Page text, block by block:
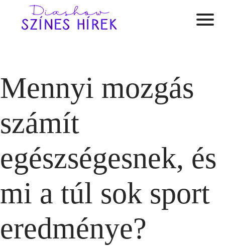
Mennyi mozgás
számít
egészségesnek, és
mi a túl sok sport
eredménye?